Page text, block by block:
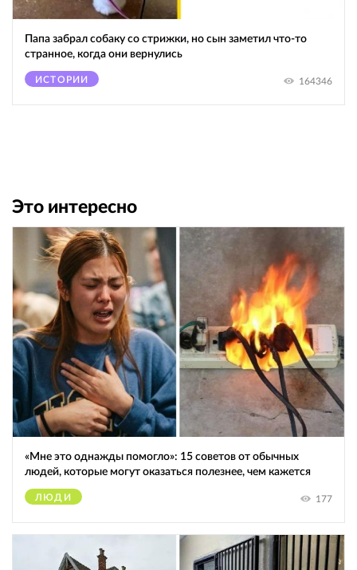
Папа забрал собаку со стрижки, но сын заметил что-то
странное, когда они вернулись
ИСТОРИИ 164346
Это интересно
«Мне это однажды помогло»: 15 советов от обычных
людей, которые могут оказаться полезнее, чем кажется
ЛЮДИ 177